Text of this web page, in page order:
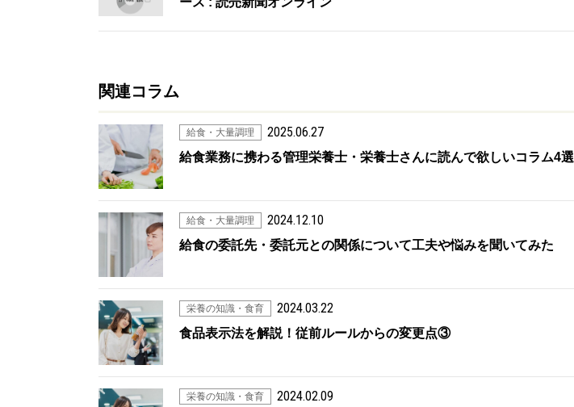
関連コラム
給食・大量調理 2025.06.27
給食業務に携わる管理栄養士・栄養士さんに読んで欲しいコラム4選
給食・大量調理 2024.12.10
給食の委託先・委託元との関係について工夫や悩みを聞いてみた
栄養の知識・食育 2024.03.22
食品表示法を解説！従前ルールからの変更点③
栄養の知識・食育 2024.02.09